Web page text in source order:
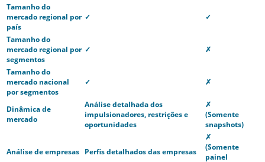
Tamanho do
mercado regional por
país
✓ ✓
Tamanho do
mercado regional por
segmentos
✓ ✗
Tamanho do
mercado nacional
por segmentos
✓ ✗
Dinâmica de
mercado
Análise detalhada dos
impulsionadores, restrições e
oportunidades
✗
(Somente
snapshots)
Análise de empresas Perfis detalhados das empresas
✗
(Somente
painel